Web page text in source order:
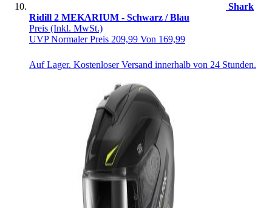
Shark
Ridill 2 MEKARIUM - Schwarz / Blau
Preis (Inkl. MwSt.)
UVPNormaler Preis 209,99 Von 169,99
Auf Lager. Kostenloser Versand innerhalb von 24 Stunden.